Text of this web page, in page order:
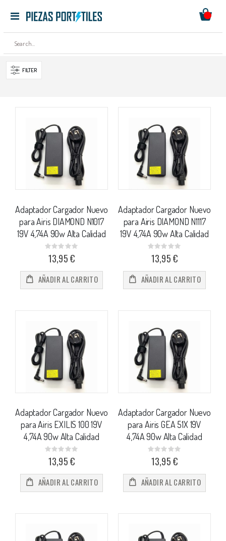
Toggle
FILTER
Adaptador Cargador Nuevo
para Airis DIAMOND N1017
19V 4,74A 90w Alta Calidad
Rating:
0%13,95 €
AÑADIR AL CARRITO
Adaptador Cargador Nuevo
para Airis DIAMOND N1117
19V 4,74A 90w Alta Calidad
Rating:
0%13,95 €
AÑADIR AL CARRITO
Adaptador Cargador Nuevo
para Airis EXILIS 100 19V
4,74A 90w Alta Calidad
Rating:
0%13,95 €
AÑADIR AL CARRITO
Adaptador Cargador Nuevo
para Airis GEA 51X 19V
4,74A 90w Alta Calidad
Rating:
0%13,95 €
AÑADIR AL CARRITO